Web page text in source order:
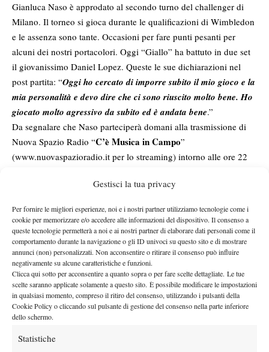
Gestisci la tua privacy
Per fornire le migliori esperienze, noi e i nostri partner utilizziamo tecnologie come i
cookie per memorizzare e/o accedere alle informazioni del dispositivo. Il consenso a
queste tecnologie permetterà a noi e ai nostri partner di elaborare dati personali come il
comportamento durante la navigazione o gli ID univoci su questo sito e di mostrare
annunci (non) personalizzati. Non acconsentire o ritirare il consenso può influire
negativamente su alcune caratteristiche e funzioni.
Clicca qui sotto per acconsentire a quanto sopra o per fare scelte dettagliate. Le tue
scelte saranno applicate solamente a questo sito. È possibile modificare le impostazioni
in qualsiasi momento, compreso il ritiro del consenso, utilizzando i pulsanti della
Cookie Policy o cliccando sul pulsante di gestione del consenso nella parte inferiore
dello schermo.
Statistiche
Gianluca Naso è approdato al secondo turno del challenger di
Milano. Il torneo si gioca durante le qualificazioni di Wimbledon
e le assenza sono tante. Occasioni per fare punti pesanti per
alcuni dei nostri portacolori. Oggi “Giallo” ha battuto in due set
il giovanissimo Daniel Lopez. Queste le sue dichiarazioni nel
post partita: “Oggi ho cercato di imporre subito il mio gioco e la
mia personalità e devo dire che ci sono riuscito molto bene. Ho
giocato molto agressivo da subito ed è andata bene.”
Da segnalare che Naso parteciperà domani alla trasmissione di
Nuova Spazio Radio “C’è Musica in Campo”
(www.nuovaspazioradio.it per lo streaming) intorno alle ore 22
Nessun commento
Devi essereconnessoper inviare un commento.